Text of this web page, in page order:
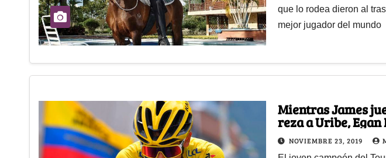
que lo rodea dieron al
mejor jugador del mundo
Mientras James
reza a Uribe,
Paro Nacional
NOVIEMBRE 23, 2019